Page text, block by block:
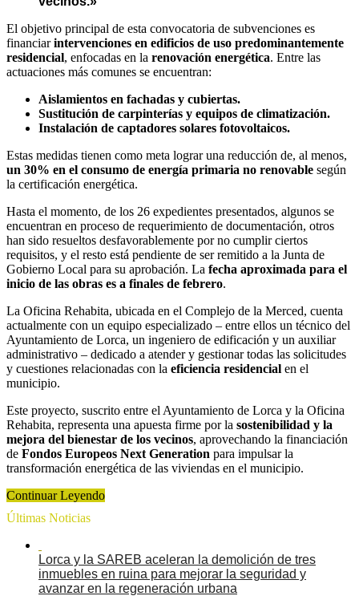
El objetivo principal de esta convocatoria de subvenciones es
financiarintervenciones en edificios de uso predominantemente
residencial, enfocadas en la renovación energética. Entre las
actuaciones más comunes se encuentran:
Aislamientos en fachadas y cubiertas.
Sustitución de carpinterías y equipos de climatización.
Instalación de captadores solares fotovoltaicos.
Estas medidas tienen como meta lograr una reducción de, al menos,
un 30% en el consumo de energía primaria no renovable según
la certificación energética.
Hasta el momento, de los 26 expedientes presentados, algunos se
encuentran en proceso de requerimiento de documentación, otros
han sido resueltos desfavorablemente por no cumplir ciertos
requisitos, y el resto está pendiente de ser remitido a la Junta de
Gobierno Local para su aprobación. La fecha aproximada para el
inicio de las obras es a finales de febrero.
La Oficina Rehabita, ubicada en el Complejo de la Merced, cuenta
actualmente con un equipo especializado – entre ellos un técnico del
Ayuntamiento de Lorca, un ingeniero de edificación y un auxiliar
administrativo – dedicado a atender y gestionar todas las solicitudes
y cuestiones relacionadas con la eficiencia residencial en el
municipio.
Este proyecto, suscrito entre el Ayuntamiento de Lorca y la Oficina
Rehabita, representa una apuesta firme por la sostenibilidad y la
mejora del bienestar de los vecinos, aprovechando la financiación
de Fondos Europeos Next Generation para impulsar la
transformación energética de las viviendas en el municipio.
Continuar Leyendo
Últimas Noticias
Lorca y la SAREB aceleran la demolición de tres
inmuebles en ruina para mejorar la seguridad y
avanzar en la regeneración urbana